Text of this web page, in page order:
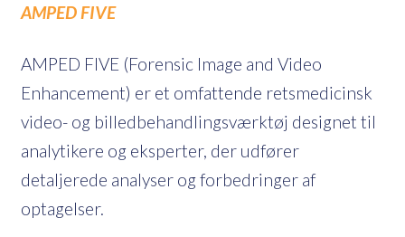
AMPED FIVE
AMPED FIVE (Forensic Image and Video
Enhancement) er et omfattende retsmedicinsk
video- og billedbehandlingsværktøj designet til
analytikere og eksperter, der udfører
detaljerede analyser og forbedringer af
optagelser.